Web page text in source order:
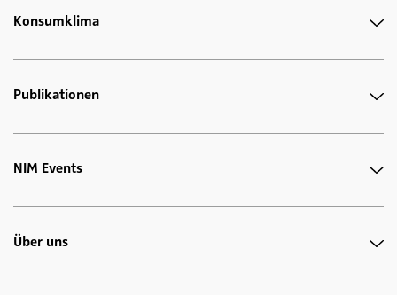
Konsumklima
Publikationen
NIM Events
Über uns